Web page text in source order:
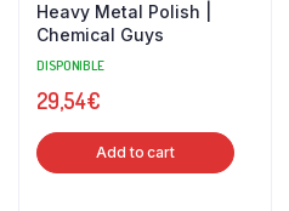
Heavy Metal Polish |
Chemical Guys
DISPONIBLE
29,54€
Add to cart